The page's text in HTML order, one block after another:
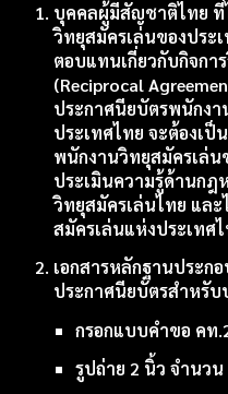
บุคคลผู้มีสัญชาติไทย
วิทยุสมัครเล่นของประ
ตอบแทนเกี่ยวกับกิจกา
(Reciprocal
ประกาศนียบัตรพนักงา
ประเทศไทย จะต้องเ
พนักงานวิทยุสมัครเล่น
ประเมินความรู้ด้านก
วิทยุสมัครเล่นไทย แล
สมัครเล่นแห่งประเทศ
เอกสารหลักฐานประก
ประกาศนียบัตรสำหรับ
กรอกแบบคำขอ คท
รูปถ่าย 2 นิ้ว จำนวน